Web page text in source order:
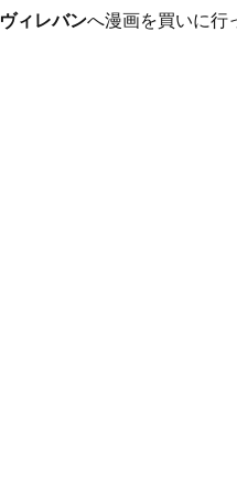
ヴィレバンへ漫画を買いに行